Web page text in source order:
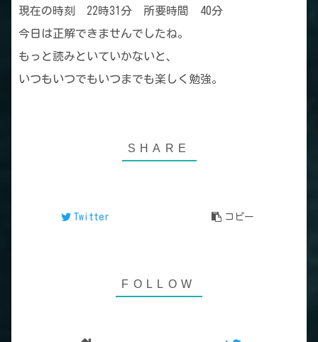
現在の時刻 22時31分 所要時間 40分
今日は正解できませんでしたね。
もっと読みといていかないと、
いつもいつでもいつまでも楽しく勉強。
Twitter コピー